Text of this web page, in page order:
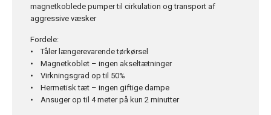
magnetkoblede pumper til cirkulation og transport af
aggressive væsker
Fordele:
• Tåler længerevarende tørkørsel
• Magnetkoblet – ingen akseltætninger
• Virkningsgrad op til 50%
• Hermetisk tæt – ingen giftige dampe
• Ansuger op til 4 meter på kun 2 minutter